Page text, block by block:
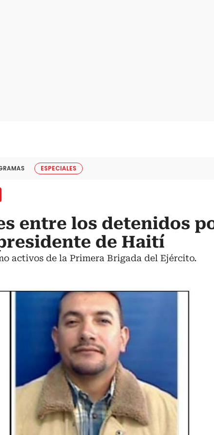
ESPECIALES
entre los detenidos
de Haití
activos de la Primera Brigada del Ejército.